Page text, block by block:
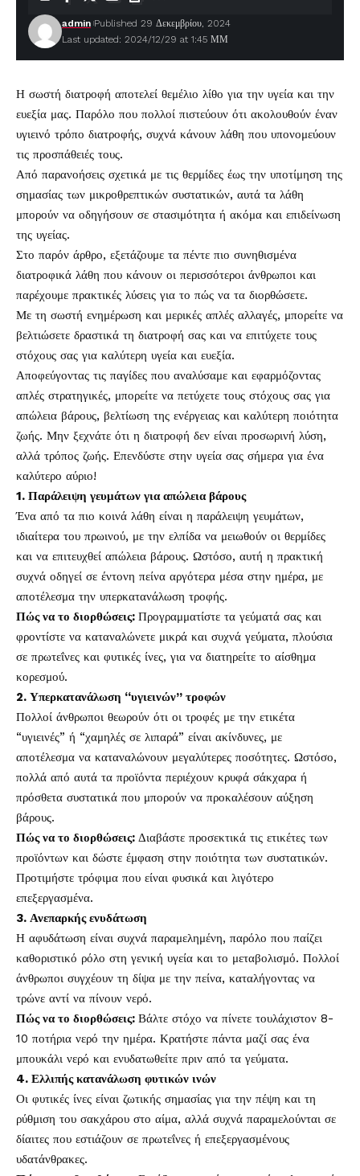
Last updated: 2024/12/29 at 1:45 ΜΜ
admin Published 29 Δεκεμβρίου, 2024
Η σωστή διατροφή αποτελεί θεμέλιο λίθο για την υγεία και την
ευεξία μας. Παρόλο που πολλοί πιστεύουν ότι ακολουθούν έναν
υγιεινό τρόπο διατροφής, συχνά κάνουν λάθη που υπονομεύουν
τις προσπάθειές τους.
Από παρανοήσεις σχετικά με τις θερμίδες έως την υποτίμηση της
σημασίας των μικροθρεπτικών συστατικών, αυτά τα λάθη
μπορούν να οδηγήσουν σε στασιμότητα ή ακόμα και επιδείνωση
της υγείας.
Στο παρόν άρθρο, εξετάζουμε τα πέντε πιο συνηθισμένα
διατροφικά λάθη που κάνουν οι περισσότεροι άνθρωποι και
παρέχουμε πρακτικές λύσεις για το πώς να τα διορθώσετε.
Με τη σωστή ενημέρωση και μερικές απλές αλλαγές, μπορείτε να
βελτιώσετε δραστικά τη διατροφή σας και να επιτύχετε τους
στόχους σας για καλύτερη υγεία και ευεξία.
Αποφεύγοντας τις παγίδες που αναλύσαμε και εφαρμόζοντας
απλές στρατηγικές, μπορείτε να πετύχετε τους στόχους σας για
απώλεια βάρους, βελτίωση της ενέργειας και καλύτερη ποιότητα
ζωής. Μην ξεχνάτε ότι η διατροφή δεν είναι προσωρινή λύση,
αλλά τρόπος ζωής. Επενδύστε στην υγεία σας σήμερα για ένα
καλύτερο αύριο!
1. Παράλειψη γευμάτων για απώλεια βάρους
Ένα από τα πιο κοινά λάθη είναι η παράλειψη γευμάτων,
ιδιαίτερα του πρωινού, με την ελπίδα να μειωθούν οι θερμίδες
και να επιτευχθεί απώλεια βάρους. Ωστόσο, αυτή η πρακτική
συχνά οδηγεί σε έντονη πείνα αργότερα μέσα στην ημέρα, με
αποτέλεσμα την υπερκατανάλωση τροφής.
Πώς να το διορθώσεις: Προγραμματίστε τα γεύματά σας και
φροντίστε να καταναλώνετε μικρά και συχνά γεύματα, πλούσια
σε πρωτεΐνες και φυτικές ίνες, για να διατηρείτε το αίσθημα
κορεσμού.
2. Υπερκατανάλωση “υγιεινών” τροφών
Πολλοί άνθρωποι θεωρούν ότι οι τροφές με την ετικέτα
“υγιεινές” ή “χαμηλές σε λιπαρά” είναι ακίνδυνες, με
αποτέλεσμα να καταναλώνουν μεγαλύτερες ποσότητες. Ωστόσο,
πολλά από αυτά τα προϊόντα περιέχουν κρυφά σάκχαρα ή
πρόσθετα συστατικά που μπορούν να προκαλέσουν αύξηση
βάρους.
Πώς να το διορθώσεις: Διαβάστε προσεκτικά τις ετικέτες των
προϊόντων και δώστε έμφαση στην ποιότητα των συστατικών.
Προτιμήστε τρόφιμα που είναι φυσικά και λιγότερο
επεξεργασμένα.
3. Ανεπαρκής ενυδάτωση
Η αφυδάτωση είναι συχνά παραμελημένη, παρόλο που παίζει
καθοριστικό ρόλο στη γενική υγεία και το μεταβολισμό. Πολλοί
άνθρωποι συγχέουν τη δίψα με την πείνα, καταλήγοντας να
τρώνε αντί να πίνουν νερό.
Πώς να το διορθώσεις: Βάλτε στόχο να πίνετε τουλάχιστον 8-
10 ποτήρια νερό την ημέρα. Κρατήστε πάντα μαζί σας ένα
μπουκάλι νερό και ενυδατωθείτε πριν από τα γεύματα.
4. Ελλιπής κατανάλωση φυτικών ινών
Οι φυτικές ίνες είναι ζωτικής σημασίας για την πέψη και τη
ρύθμιση του σακχάρου στο αίμα, αλλά συχνά παραμελούνται σε
δίαιτες που εστιάζουν σε πρωτεΐνες ή επεξεργασμένους
υδατάνθρακες.